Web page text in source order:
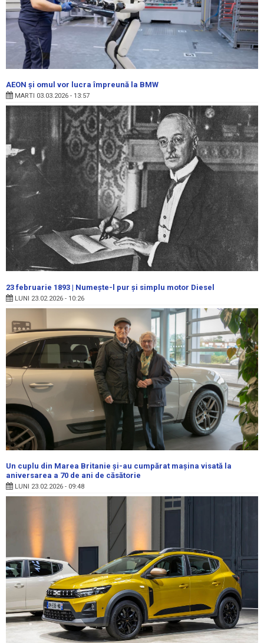
AEON și omul vor lucra împreună la BMW
MARTI 03.03.2026 - 13:57
23 februarie 1893 | Numeşte-l pur şi simplu motor Diesel
LUNI 23.02.2026 - 10:26
Un cuplu din Marea Britanie și-au cumpărat mașina visată la
aniversarea a 70 de ani de căsătorie
LUNI 23.02.2026 - 09:48